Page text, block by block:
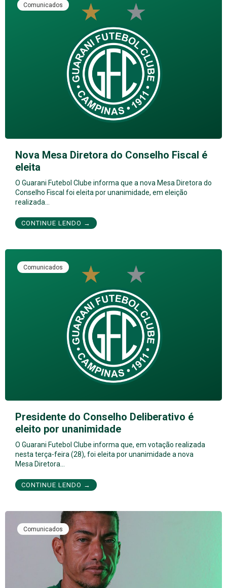
Comunicados
Nova Mesa Diretora do Conselho Fiscal é
eleita
O Guarani Futebol Clube informa que a nova Mesa Diretora do
Conselho Fiscal foi eleita por unanimidade, em eleição
realizada…
CONTINUE LENDO →
Comunicados
Presidente do Conselho Deliberativo é
eleito por unanimidade
O Guarani Futebol Clube informa que, em votação realizada
nesta terça-feira (28), foi eleita por unanimidade a nova
Mesa Diretora…
CONTINUE LENDO →
Comunicados